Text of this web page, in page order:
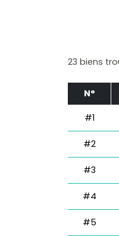
23 biens
N°
#1
#2
#3
#4
#5